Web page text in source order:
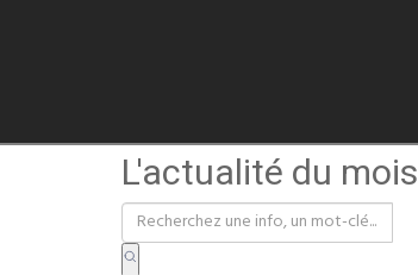
L'actualité du mois